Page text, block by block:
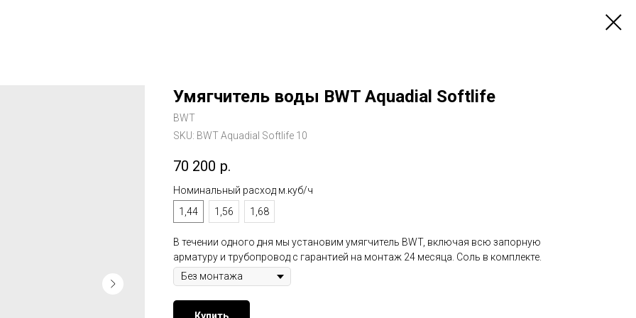
Умягчитель воды BWT Aquadial Softlife
BWT
SKU: BWT Aquadial Softlife 10
70 200 р.
Номинальный расход м.куб/ч
1,44
1,56 1,68
В течении одного дня мы установим умягчитель BWT, включая всю запорную
арматуру и трубопровод с гарантией на монтаж 24 месяца. Соль в комплекте.